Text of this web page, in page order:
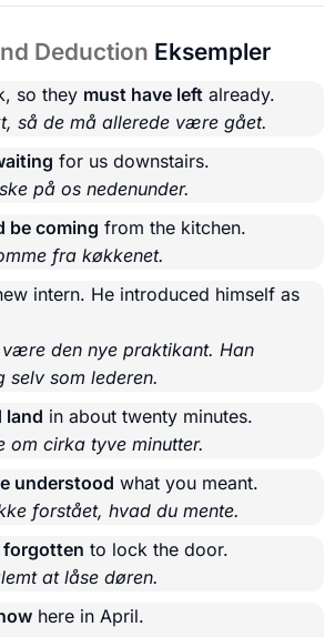
Deduction Eksempler
so they must have left already.
så de må allerede være gået.
for us downstairs.
på os nedenunder.
be coming from the kitchen.
fra køkkenet.
intern. He introduced himself as
den nye praktikant. Han
som lederen.
land in about twenty minutes.
om cirka tyve minutter.
understood what you meant.
forstået, hvad du mente.
forgotten to lock the door.
at låse døren.
here in April.